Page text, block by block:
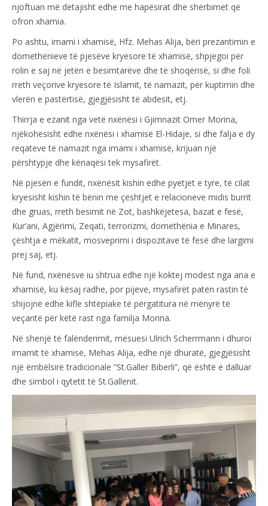
njoftuan më detajisht edhe me hapësirat dhe shërbimet që
ofron xhamia.
Po ashtu, imami i xhamisë, Hfz. Mehas Alija, bëri prezantimin e
domethënieve të pjesëve kryesore të xhamisë, shpjegoi për
rolin e saj në jetën e besimtarëve dhe të shoqërisë, si dhe foli
rreth veçorive kryesore të Islamit, të namazit, për kuptimin dhe
vlerën e pastërtisë, gjegjësisht të abdesit, etj.
Thirrja e ezanit nga vetë nxënësi i Gjimnazit Omer Morina,
njëkohësisht edhe nxënësi i xhamisë El-Hidaje, si dhe falja e dy
reqateve të namazit nga imami i xhamisë, krijuan një
përshtypje dhe kënaqësi tek mysafirët.
Në pjesën e fundit, nxënësit kishin edhe pyetjet e tyre, të cilat
kryesisht kishin të bënin me çështjet e relacioneve midis burrit
dhe gruas, rreth besimit në Zot, bashkëjetesa, bazat e fesë,
Kur’ani, Agjërimi, Zeqati, terrorizmi, domethënia e Minares,
çështja e mëkatit, mosveprimi i dispozitave të fesë dhe largimi
prej saj, etj.
Në fund, nxënësve iu shtrua edhe një koktej modest nga ana e
xhamisë, ku kësaj radhe, por pijeve, mysafirët patën rastin të
shijojnë edhe kifle shtëpiake të përgatitura në mënyrë të
veçantë për këtë rast nga familja Morina.
Në shenjë të falënderimit, mësuesi Ulrich Scherrmann i dhuroi
imamit të xhamisë, Mehas Alija, edhe një dhuratë, gjegjësisht
një ëmbëlsirë tradicionale “St.Galler Biberli”, që është e dalluar
dhe simbol i qytetit të St.Gallenit.